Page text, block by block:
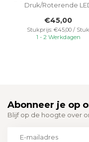
Druk/Roterende
fase afsnij...
€45,00
Stukprijs: €45,00 / Stuk
1 - 2 Werkdagen
Abonneer je op
Blijf op de hoogte over